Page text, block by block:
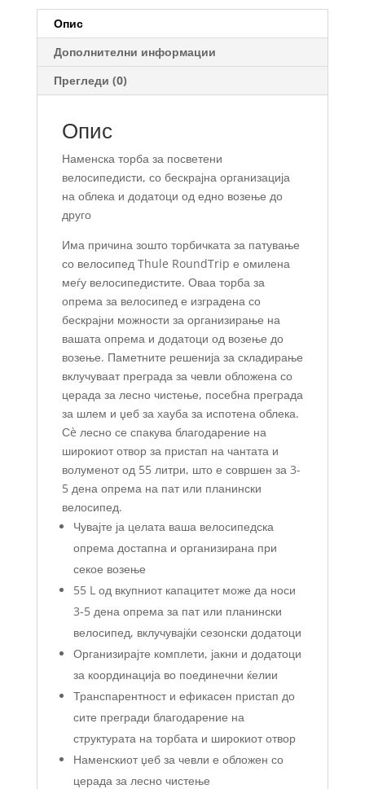
Опис
Дополнителни информации
Прегледи (0)
Опис
Наменска торба за посветени
велосипедисти, со бескрајна организација
на облека и додатоци од едно возење до
друго
Има причина зошто торбичката за патување
со велосипед Thule RoundTrip е омилена
меѓу велосипедистите. Оваа торба за
опрема за велосипед е изградена со
бескрајни можности за организирање на
вашата опрема и додатоци од возење до
возење. Паметните решенија за складирање
вклучуваат преграда за чевли обложена со
церада за лесно чистење, посебна преграда
за шлем и џеб за хауба за испотена облека.
Сè лесно се спакува благодарение на
широкиот отвор за пристап на чантата и
волуменот од 55 литри, што е совршен за 3-
5 дена опрема на пат или планински
велосипед.
Чувајте ја целата ваша велосипедска
опрема достапна и организирана при
секое возење
55 L од вкупниот капацитет може да носи
3-5 дена опрема за пат или планински
велосипед, вклучувајќи сезонски додатоци
Организирајте комплети, јакни и додатоци
за координација во поединечни ќелии
Транспарентност и ефикасен пристап до
сите прегради благодарение на
структурата на торбата и широкиот отвор
Наменскиот џеб за чевли е обложен со
церада за лесно чистење